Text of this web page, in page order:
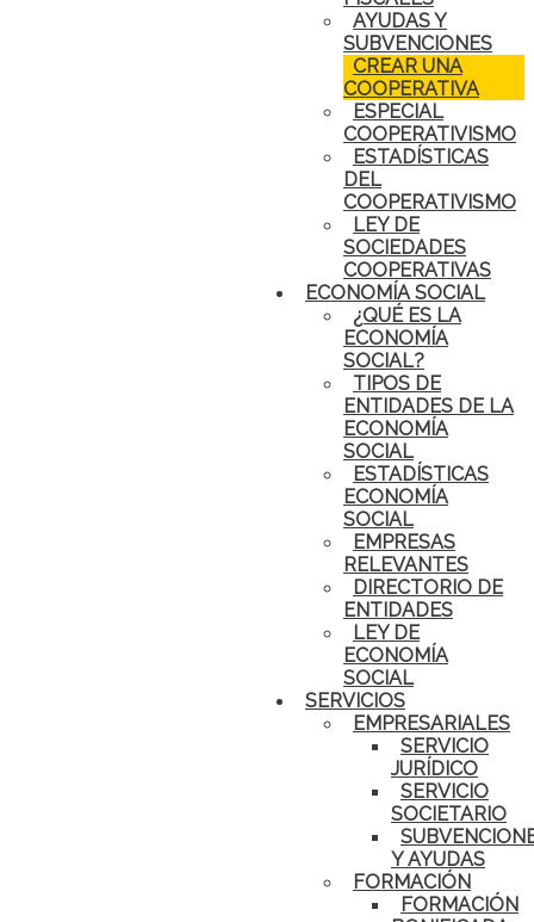
AYUDAS Y
SUBVENCIONES
CREAR UNA
COOPERATIVA
ESPECIAL
COOPERATIVISMO
ESTADÍSTICAS
DEL
COOPERATIVISMO
LEY DE
SOCIEDADES
COOPERATIVAS
ECONOMÍA SOCIAL
¿QUÉ ES LA
ECONOMÍA
SOCIAL?
TIPOS DE
ENTIDADES DE LA
ECONOMÍA
SOCIAL
ESTADÍSTICAS
ECONOMÍA
SOCIAL
EMPRESAS
RELEVANTES
DIRECTORIO DE
ENTIDADES
LEY DE
ECONOMÍA
SOCIAL
SERVICIOS
EMPRESARIALES
SERVICIO
JURÍDICO
SERVICIO
SOCIETARIO
Y AYUDAS
FORMACIÓN
FORMACIÓN